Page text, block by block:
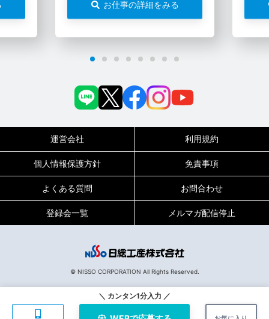
0120-717-450
平日9:00～19:00（土日祝は18:00まで）
133162
＼ カンタン1分入力 ／
お仕事の詳細をみる
運営会社 利用規約
個人情報保護方針 免責事項
よくある質問 お問合わせ
登録会一覧 メルマガ配信停止
© NISSO CORPORATION All Rights Reserved.